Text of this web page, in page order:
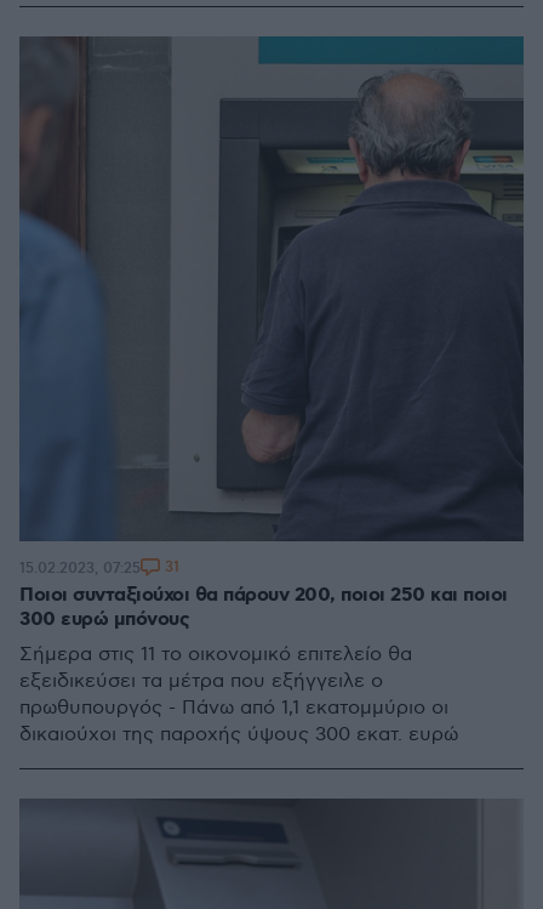
Ποιοι συνταξιούχοι θα πάρουν 200, ποιοι 250 και ποιοι
300 ευρώ μπόνους
Σήμερα στις 11 το οικονομικό επιτελείο θα
εξειδικεύσει τα μέτρα που εξήγγειλε ο
πρωθυπουργός - Πάνω από 1,1 εκατομμύριο οι
δικαιούχοι της παροχής ύψους 300 εκατ. ευρώ
15.02.2023, 07:25 31